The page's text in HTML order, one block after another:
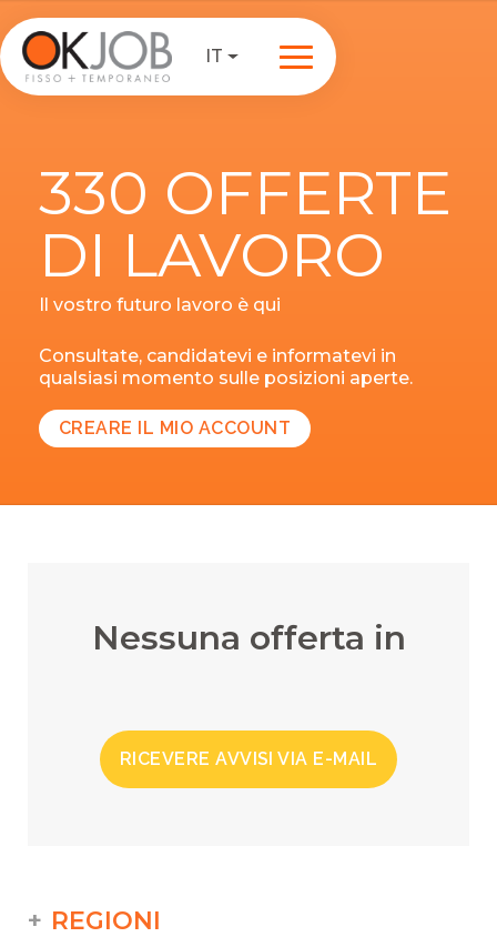
IT
330 OFFERTE
DI LAVORO
Il vostro futuro lavoro è qui
Consultate, candidatevi e informatevi in
qualsiasi momento sulle posizioni aperte.
CREARE IL MIO ACCOUNT
Nessuna offerta in
RICEVERE AVVISI VIA E-MAIL
REGIONI